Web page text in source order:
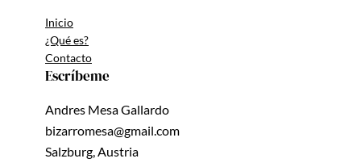
Inicio
¿Qué es?
Contacto
Escríbeme
Andres Mesa Gallardo
bizarromesa@gmail.com
Salzburg, Austria